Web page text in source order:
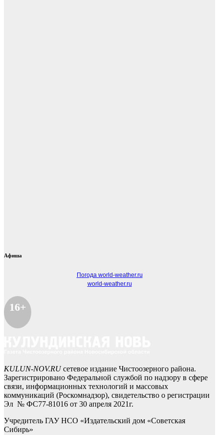
Афиша
Погода world-weather.ru
world-weather.ru
16+
KULUN-NOV.RUсетевое издание Чистоозерного района.
Зарегистрировано Федеральной службой по надзору в сфере
связи, информационных технологий и массовых
коммуникаций (Роскомнадзор), свидетельство о регистрации
Эл № ФС77-81016 от 30 апреля 2021г.
Учредитель ГАУ НСО «Издательский дом «Советская
Сибирь»